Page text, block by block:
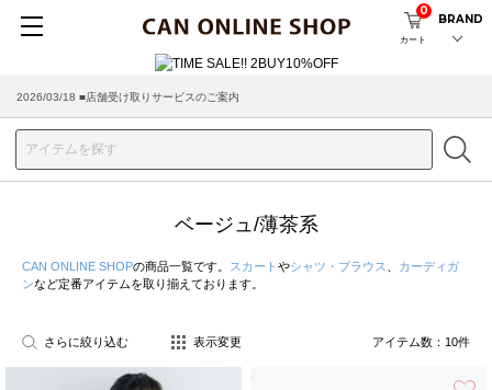
カート
0
BRAND
2026/03/18 ■店舗受け取りサービスのご案内
ベージュ/薄茶系
CAN ONLINE SHOPの商品一覧です。 スカート やシャツ・ブラウス
カーディガ
ンなど定番アイテムを取り揃えております。
さらに絞り込む 表示変更 アイテム数： 10件